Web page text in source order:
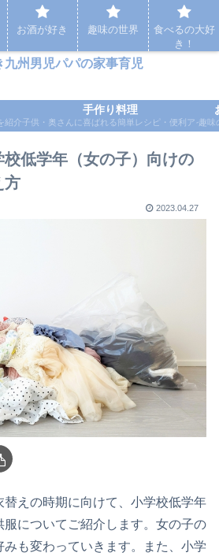
ど実体験をもとに応援するブログ
九州男児パパの家事育児
紹介
手作り料理
子供・奥さんに喜ばれる簡単レシピ・便利アイテ
趣味
低学年（女の子）向けの
方
2023.04.27
替えの時期に向けて、小学校低学年
服についてご紹介します。女の子の
みも変わっていきます。また、小学
お酒が好き 趣味の世界
食べるの大好
き！